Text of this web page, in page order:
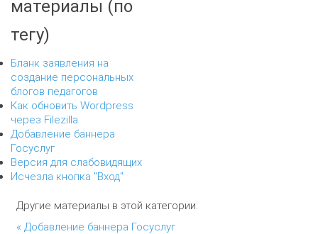
материалы (по
тегу)
Бланк заявления на
создание персональных
блогов педагогов
Как обновить Wordpress
через Filezilla
Добавление баннера
Госуслуг
Версия для слабовидящих
Исчезла кнопка "Вход"
Другие материалы в этой категории:
« Добавление баннера Госуслуг